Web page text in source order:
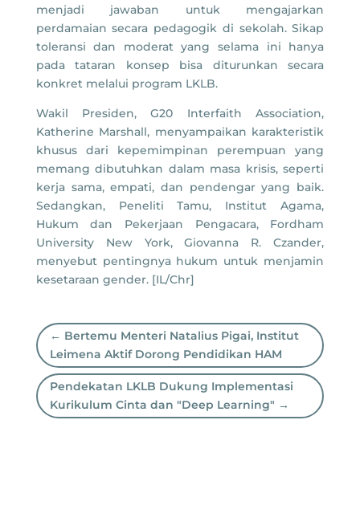
menjadi jawaban untuk mengajarkan
perdamaian secara pedagogik di sekolah. Sikap
toleransi dan moderat yang selama ini hanya
pada tataran konsep bisa diturunkan secara
konkret melalui program LKLB.
Wakil Presiden, G20 Interfaith Association,
Katherine Marshall, menyampaikan karakteristik
khusus dari kepemimpinan perempuan yang
memang dibutuhkan dalam masa krisis, seperti
kerja sama, empati, dan pendengar yang baik.
Sedangkan, Peneliti Tamu, Institut Agama,
Hukum dan Pekerjaan Pengacara, Fordham
University New York, Giovanna R. Czander,
menyebut pentingnya hukum untuk menjamin
kesetaraan gender. [IL/Chr]
← Bertemu Menteri Natalius Pigai, Institut
Leimena Aktif Dorong Pendidikan HAM
Pendekatan LKLB Dukung Implementasi
Kurikulum Cinta dan "Deep Learning" →